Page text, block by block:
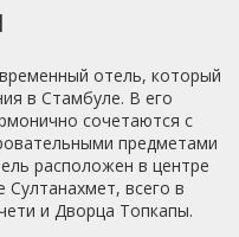
как будто
и наверное
кровати. Шум
длилось
- на 4Завтрак
Мраморное море.
оливки, маслины,
Чайник крепкого
красивая подача.
отель, который
в Стамбуле. В его
сочетаются с
предметами
расположен в центре
всего в
и Дворца Топкапы.